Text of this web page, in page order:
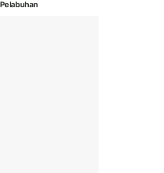
Pelabuhan